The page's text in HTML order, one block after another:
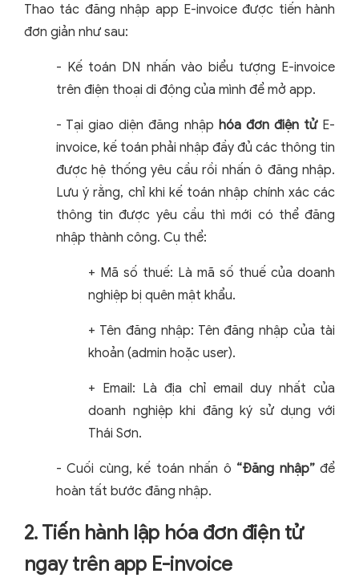
Thao tác đăng nhập app E-invoice được tiến hành
đơn giản như sau:
- Kế toán DN nhấn vào biểu tượng E-invoice
trên điện thoại di động của mình để mở app.
- Tại giao diện đăng nhập hóa đơn điện tửE-
invoice, kế toán phải nhập đầy đủ các thông tin
được hệ thống yêu cầu rồi nhấn ô đăng nhập.
Lưu ý rằng, chỉ khi kế toán nhập chính xác các
thông tin được yêu cầu thì mới có thể đăng
nhập thành công. Cụ thể:
+ Mã số thuế: Là mã số thuế của doanh
nghiệp bị quên mật khẩu.
+ Tên đăng nhập: Tên đăng nhập của tài
khoản (admin hoặc user).
+ Email: Là địa chỉ email duy nhất của
doanh nghiệp khi đăng ký sử dụng với
Thái Sơn.
- Cuối cùng, kế toán nhấn ô “Đăng nhập”để
hoàn tất bước đăng nhập.
2. Tiến hành lập hóa đơn điện tử
ngay trên app E-invoice